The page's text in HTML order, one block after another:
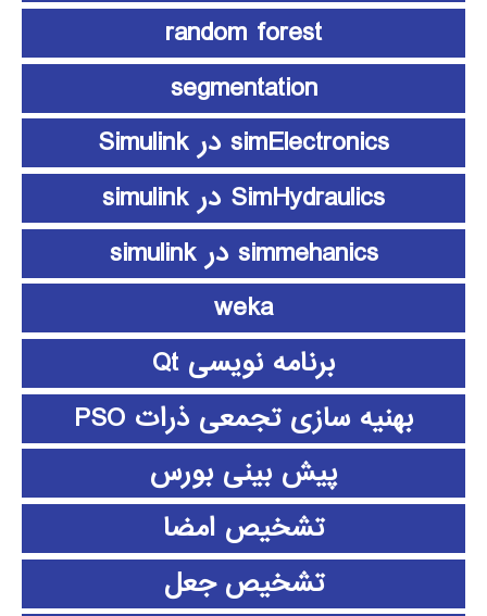
random forest
segmentation
simElectronics در Simulink
SimHydraulics در simulink
simmehanics در simulink
weka
برنامه نویسی Qt
بهنیه سازی تجمعی ذرات PSO
پیش بینی بورس
تشخیص امضا
تشخیص جعل